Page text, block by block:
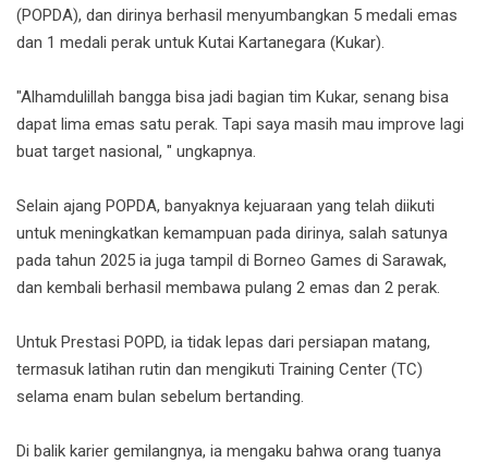
(POPDA), dan dirinya berhasil menyumbangkan 5 medali emas
dan 1 medali perak untuk Kutai Kartanegara (Kukar).
"Alhamdulillah bangga bisa jadi bagian tim Kukar, senang bisa
dapat lima emas satu perak. Tapi saya masih mau improve lagi
buat target nasional, " ungkapnya.
Selain ajang POPDA, banyaknya kejuaraan yang telah diikuti
untuk meningkatkan kemampuan pada dirinya, salah satunya
pada tahun 2025 ia juga tampil di Borneo Games di Sarawak,
dan kembali berhasil membawa pulang 2 emas dan 2 perak.
Untuk Prestasi POPD, ia tidak lepas dari persiapan matang,
termasuk latihan rutin dan mengikuti Training Center (TC)
selama enam bulan sebelum bertanding.
Di balik karier gemilangnya, ia mengaku bahwa orang tuanya